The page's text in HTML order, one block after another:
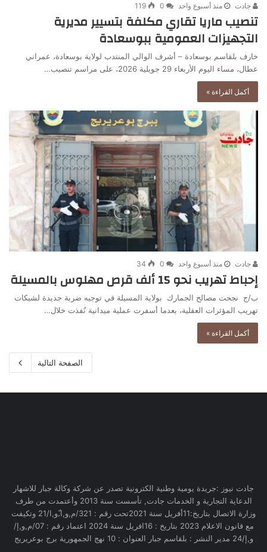
جادت منذ أسبوع واحد 0
119
تنصيب ماريا تقاري مكلفة بتسيير مديرية
التجهيزات العمومية ببوسعادة
خارف بلقاسم بوسعادة – أشرف الوالي المنتدب لولاية بوسعادة، عمراني
عطال، مساء اليوم الأربعاء 29 جويلية 2026، على مراسم تنصيب…
أكمل القراءة »
جادت منذ أسبوع واحد 0
34
إحباط تهريب نحو 15 ألف قرص مهلوس بالمسيلة
ب/ج نجحت مصالح الجمارك بولاية المسيلة في توجيه ضربة جديدة لشبكات
تهريب المؤثرات العقلية، بعدما أسفرت عملية ميدانية نُفذت خلال…
أكمل القراءة »
الصفحة التالية
جادت نيوز :جريدة يومية وطنية الكترونية تصدر عن شركة وكالة جبار للاشهار
الدعاية التجارية و الخدمات جادت, تأسست سنة 2013 وأعتمدت من طرف
وزارة الاتصال بتاريخ:11أفريل سنة 2021تحت رقم : 321/م,و,ا,ّو,ا/21 وتكيفت
مع قانون الاعلام 2023 بتاريخ : 16افريل سنة 2024 اعتماد رقم : 07/م,و,إ/
و,إ/24 مدير النشر : بلقاسم جبار العنوان : 10 نهج الجمهورية برج بوعريريج